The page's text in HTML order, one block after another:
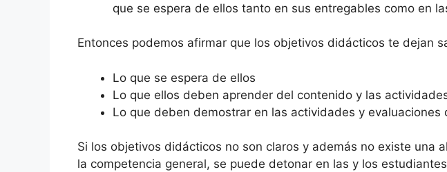
que se espera de ellos tanto en sus entregables como en
Entonces podemos afirmar que los objetivos didácticos te dejan
Lo que se espera de ellos
Lo que ellos deben aprender del contenido y las
Lo que deben demostrar en las actividades y evaluaciones
Si los objetivos didácticos no son claros y además no existe una
la competencia general, se puede detonar en las y los